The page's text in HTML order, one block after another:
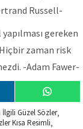
Russell-
gereken
zaman risk
-Adam Fawer-
Güzel Sözler,
Kısa Resimli,